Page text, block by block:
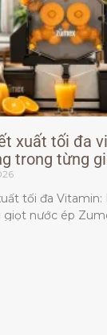
xuất tối đa
trong từng
tối đa
nước ép